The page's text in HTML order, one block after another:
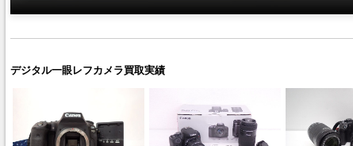
デジタル一眼レフカメラ買取実績